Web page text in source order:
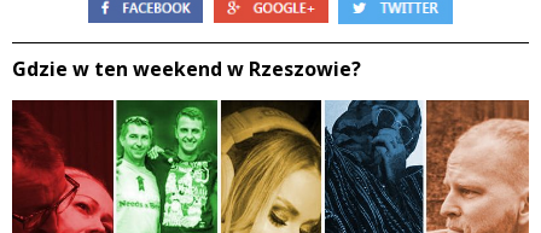
Gdzie w ten weekend w Rzeszowie?